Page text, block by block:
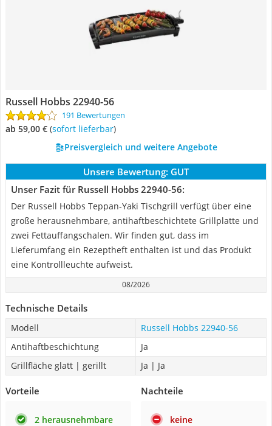
Russell Hobbs 22940-56
191 Bewertungen
ab 59,00 € ( Sofort lieferbar)
Preisvergleich und weitere Angebote
Unsere Bewertung: GUT
Unser Fazit für Russell Hobbs 22940-56:
Der Russell Hobbs Teppan-Yaki Tischgrill verfügt über eine
große herausnehmbare, antihaftbeschichtete Grillplatte und
zwei Fettauffangschalen. Wir finden gut, dass im
Lieferumfang ein Rezeptheft enthalten ist und das Produkt
eine Kontrollleuchte aufweist.
08/2026
Technische Details
Modell
Russell Hobbs 22940-56
Antihaftbeschichtung
Ja
Grillfläche glatt | gerillt
Ja | Ja
Vorteile
2 herausnehmbare
Nachteile
keine